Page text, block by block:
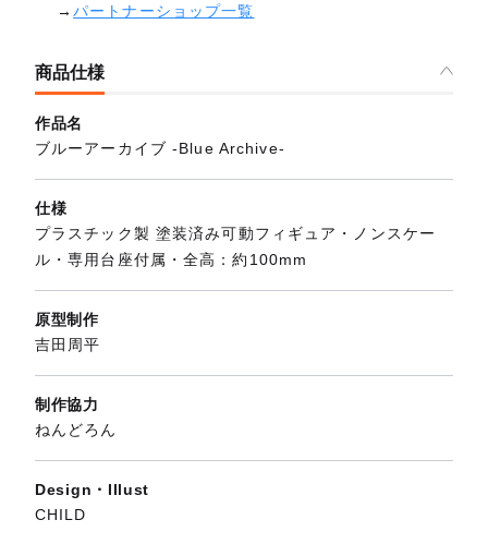
→パートナーショップ一覧
商品仕様
作品名
ブルーアーカイブ -Blue Archive-
仕様
プラスチック製 塗装済み可動フィギュア・ノンスケー
ル・専用台座付属・全高：約100mm
原型制作
吉田周平
制作協力
ねんどろん
Design・Illust
CHILD